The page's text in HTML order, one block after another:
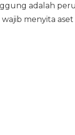
adalah
menyita aset